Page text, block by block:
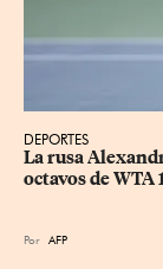
DEPORTES
La rusa
octavos de
Por AFP